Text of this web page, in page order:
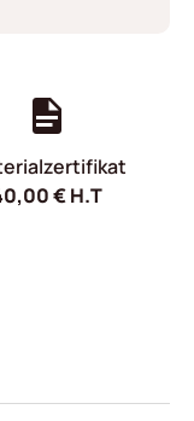
€H.T